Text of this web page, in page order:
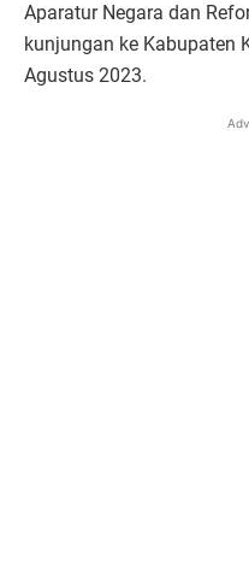
Aparatur Negara dan
kunjungan ke Kabupaten
Agustus 2023.